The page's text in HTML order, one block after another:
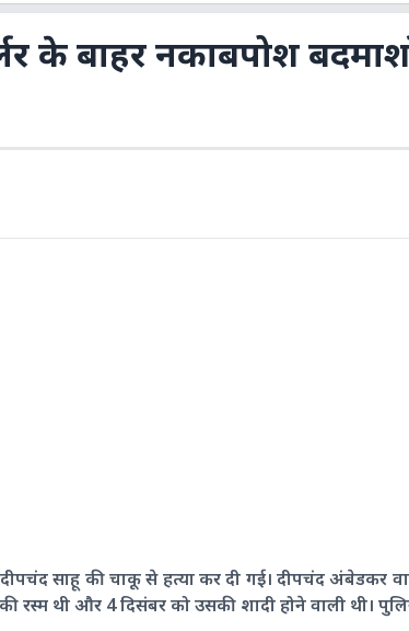
के बाहर नकाबपोश
साहू की चाकू से हत्या कर दी गई। दीपचंद अंबेडकर
रस्म थी और 4 दिसंबर को उसकी शादी होने वाली थी।